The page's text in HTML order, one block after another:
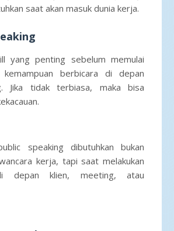
saat akan masuk dunia kerja.
yang penting sebelum memulai
berbicara di depan
Jika tidak terbiasa, maka bisa
speaking dibutuhkan bukan
kerja, tapi saat melakukan
depan klien, meeting, atau